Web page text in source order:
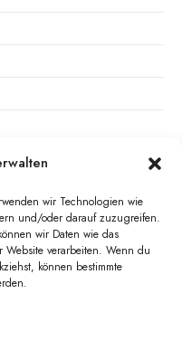
wir Technologien wie
und/oder darauf zuzugreifen.
wir Daten wie das
Website verarbeiten. Wenn du
können bestimmte